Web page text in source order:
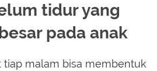
tidur yang
pada anak
tiap malam bisa membentuk